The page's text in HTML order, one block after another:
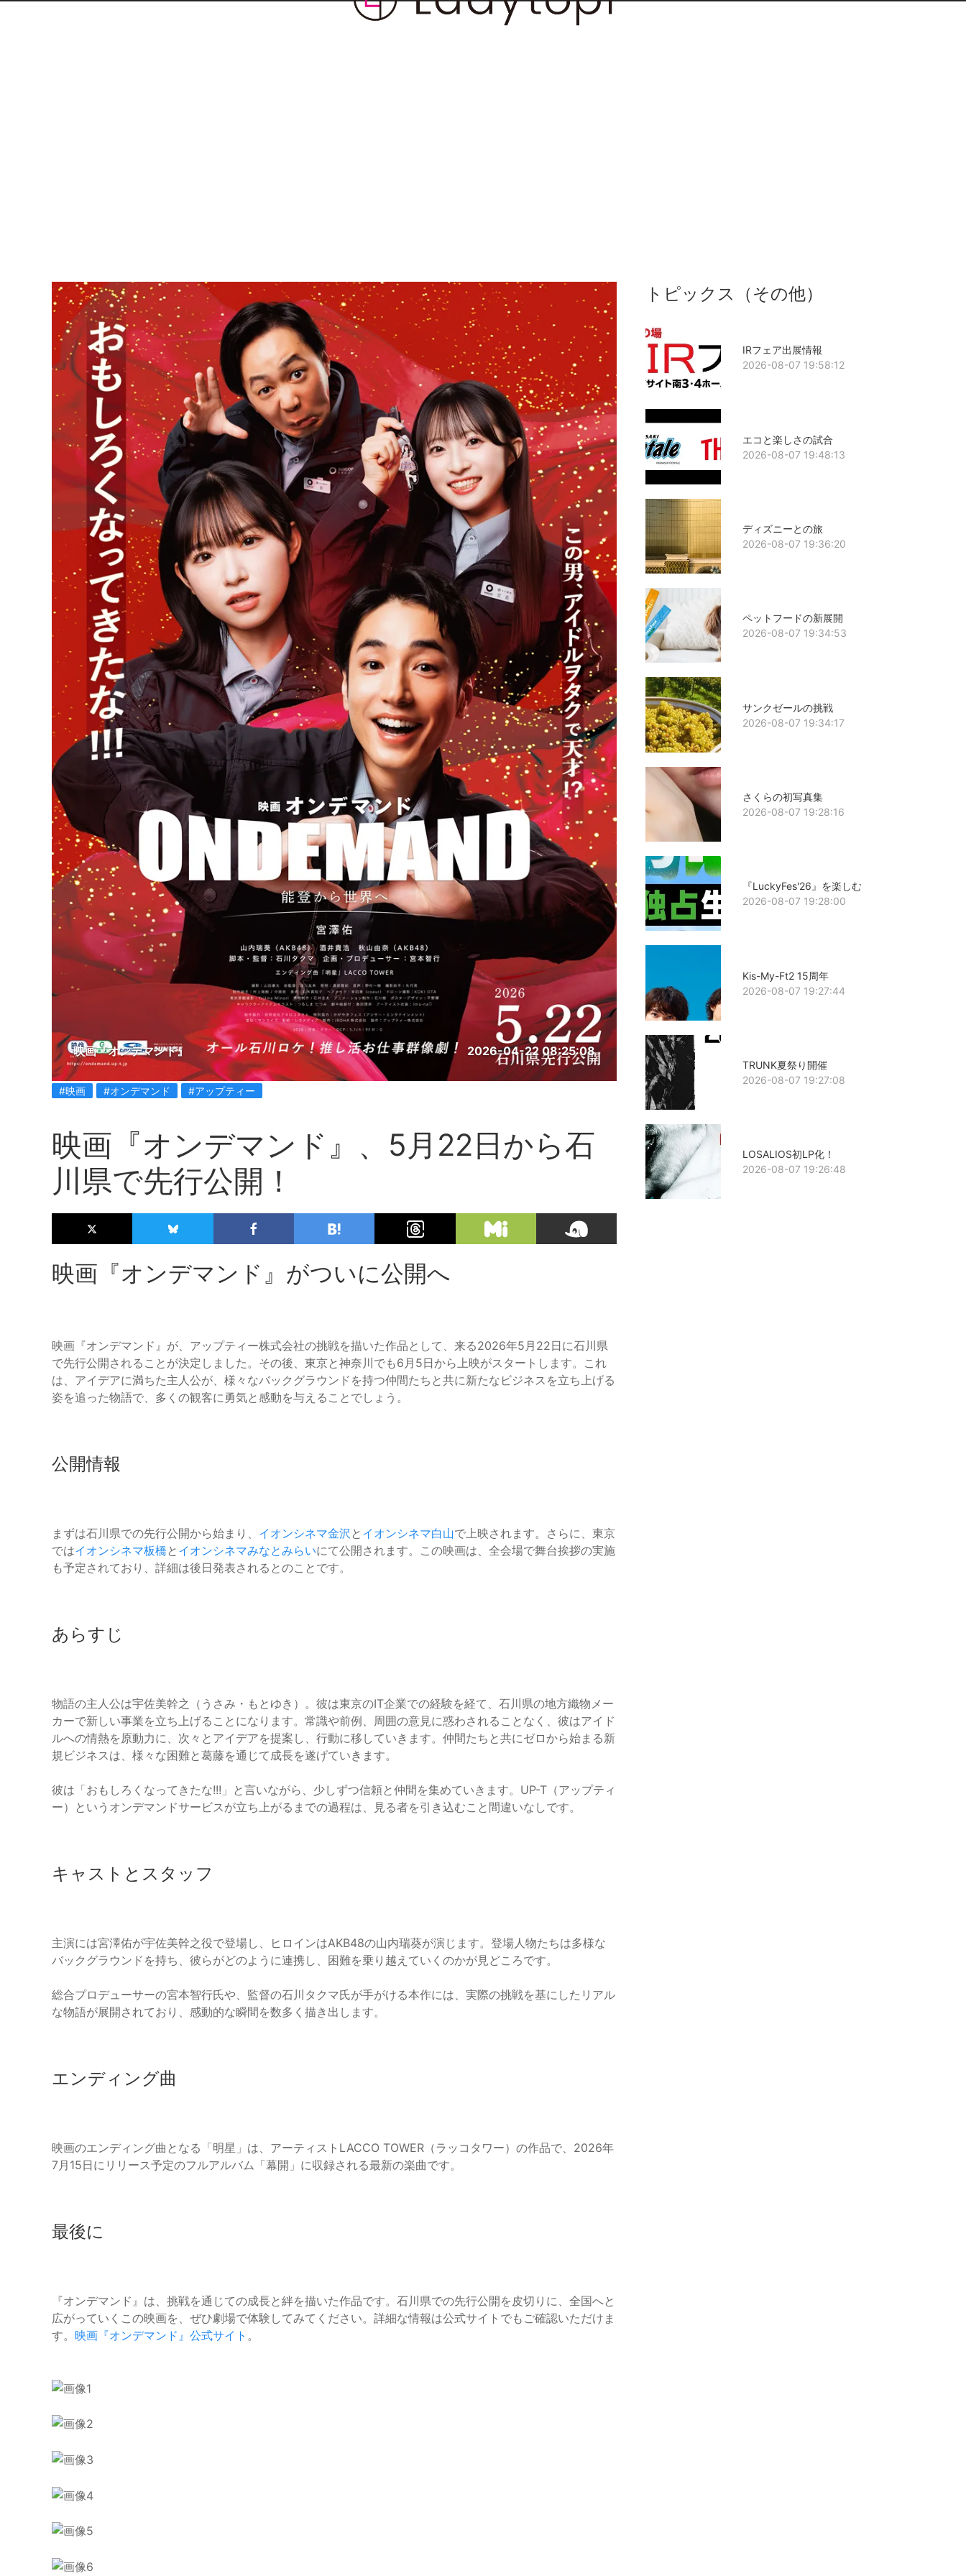
映画『オンデマンド』 2026-04-22 08:25:08
#映画 #オンデマンド #アップティー
映画『オンデマンド』、5月22日から石
川県で先行公開！
映画『オンデマンド』がついに公開へ
映画『オンデマンド』が、アップティー株式会社の挑戦を描いた作品として、来る2026年5月22日に石川県
で先行公開されることが決定しました。その後、東京と神奈川でも6月5日から上映がスタートします。これ
は、アイデアに満ちた主人公が、様々なバックグラウンドを持つ仲間たちと共に新たなビジネスを立ち上げる
姿を追った物語で、多くの観客に勇気と感動を与えることでしょう。
公開情報
まずは石川県での先行公開から始まり、 イオンシネマ金沢 と イオンシネマ白山で上映されます。さらに、東京
ではイオンシネマ板橋 と イオンシネマみなとみらいにて公開されます。この映画は、全会場で舞台挨拶の実施
も予定されており、詳細は後日発表されるとのことです。
あらすじ
物語の主人公は宇佐美幹之（うさみ・もとゆき）。彼は東京のIT企業での経験を経て、石川県の地方織物メー
カーで新しい事業を立ち上げることになります。常識や前例、周囲の意見に惑わされることなく、彼はアイド
ルへの情熱を原動力に、次々とアイデアを提案し、行動に移していきます。仲間たちと共にゼロから始まる新
規ビジネスは、様々な困難と葛藤を通じて成長を遂げていきます。
彼は「おもしろくなってきたな!!!」と言いながら、少しずつ信頼と仲間を集めていきます。UP-T（アップティ
ー）というオンデマンドサービスが立ち上がるまでの過程は、見る者を引き込むこと間違いなしです。
キャストとスタッフ
主演には宮澤佑が宇佐美幹之役で登場し、ヒロインはAKB48の山内瑞葵が演じます。登場人物たちは多様な
バックグラウンドを持ち、彼らがどのように連携し、困難を乗り越えていくのかが見どころです。
総合プロデューサーの宮本智行氏や、監督の石川タクマ氏が手がける本作には、実際の挑戦を基にしたリアル
な物語が展開されており、感動的な瞬間を数多く描き出します。
エンディング曲
映画のエンディング曲となる「明星」は、アーティストLACCO TOWER（ラッコタワー）の作品で、2026年
7月15日にリリース予定のフルアルバム「幕開」に収録される最新の楽曲です。
最後に
『オンデマンド』は、挑戦を通じての成長と絆を描いた作品です。石川県での先行公開を皮切りに、全国へと
広がっていくこの映画を、ぜひ劇場で体験してみてください。詳細な情報は公式サイトでもご確認いただけま
す。 映画『オンデマンド』公式サイト 。
トピックス（その他）
IRフェア出展情報
2026-08-07 19:58:12
エコと楽しさの試合
2026-08-07 19:48:13
ディズニーとの旅
2026-08-07 19:36:20
ペットフードの新展開
2026-08-07 19:34:53
サンクゼールの挑戦
2026-08-07 19:34:17
さくらの初写真集
2026-08-07 19:28:16
『LuckyFes'26』を楽しむ
2026-08-07 19:28:00
Kis-My-Ft2 15周年
2026-08-07 19:27:44
TRUNK夏祭り開催
2026-08-07 19:27:08
LOSALIOS初LP化！
2026-08-07 19:26:48